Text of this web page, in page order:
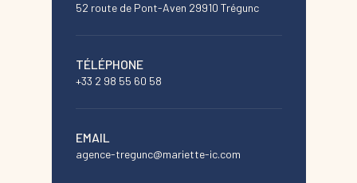
52 route de Pont-Aven 29910 Trégunc
TÉLÉPHONE
+33 2 98 55 60 58
EMAIL
agence-tregunc@mariette-ic.com